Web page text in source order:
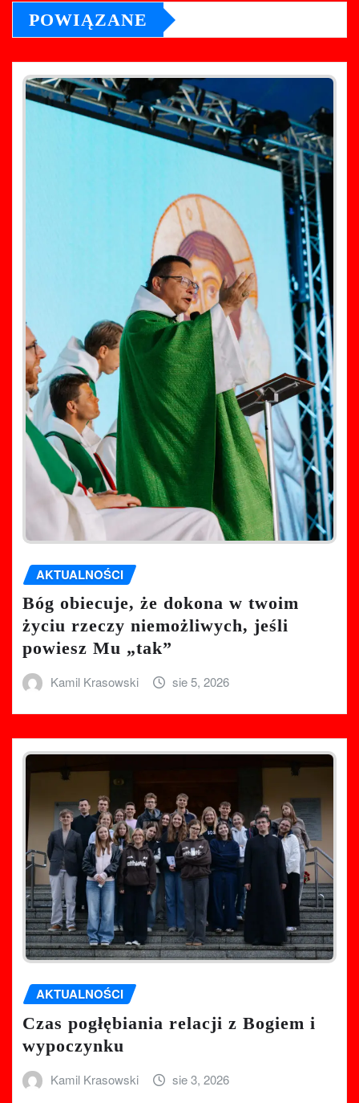
POWIĄZANE
AKTUALNOŚCI
Bóg obiecuje, że dokona w twoim
życiu rzeczy niemożliwych, jeśli
powiesz Mu „tak”
Kamil Krasowski sie 5, 2026
AKTUALNOŚCI
Czas pogłębiania relacji z Bogiem i
wypoczynku
Kamil Krasowski sie 3, 2026